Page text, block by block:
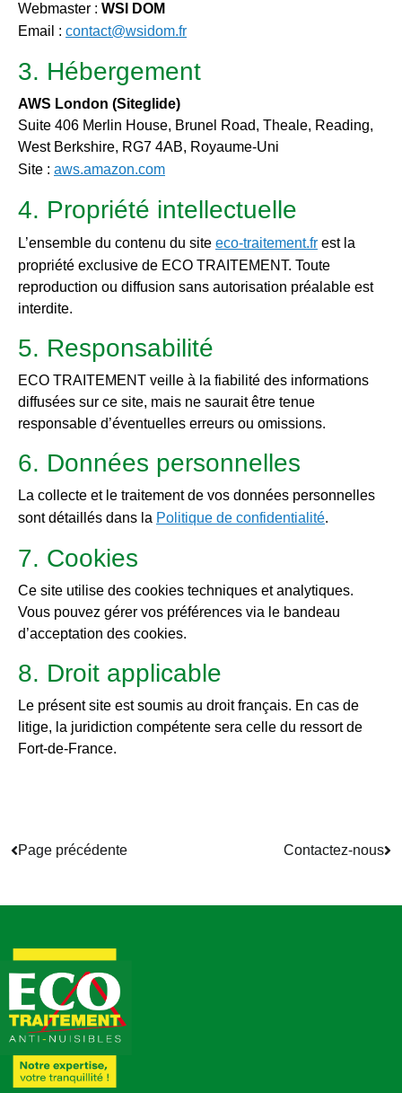
Webmaster : WSI DOM
Email : contact@wsidom.fr
3. Hébergement
AWS London (Siteglide)
Suite 406 Merlin House, Brunel Road, Theale, Reading,
West Berkshire, RG7 4AB, Royaume-Uni
Site : aws.amazon.com
4. Propriété intellectuelle
L’ensemble du contenu du site eco-traitement.fr est la
propriété exclusive de ECO TRAITEMENT. Toute
reproduction ou diffusion sans autorisation préalable est
interdite.
5. Responsabilité
ECO TRAITEMENT veille à la fiabilité des informations
diffusées sur ce site, mais ne saurait être tenue
responsable d’éventuelles erreurs ou omissions.
6. Données personnelles
La collecte et le traitement de vos données personnelles
sont détaillés dans la Politique de confidentialité.
7. Cookies
Ce site utilise des cookies techniques et analytiques.
Vous pouvez gérer vos préférences via le bandeau
d’acceptation des cookies.
8. Droit applicable
Le présent site est soumis au droit français. En cas de
litige, la juridiction compétente sera celle du ressort de
Fort-de-France.
Page précédente Contactez-nous